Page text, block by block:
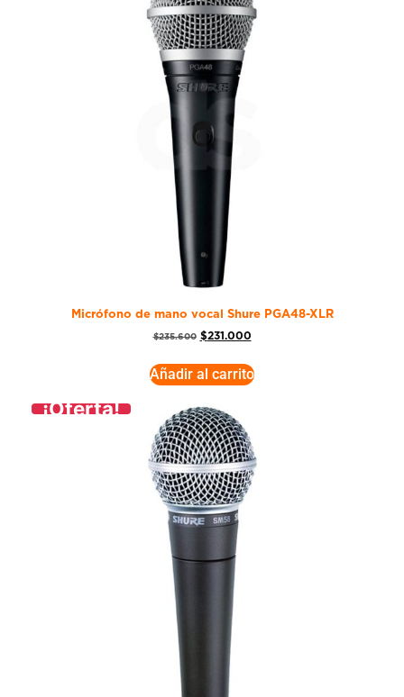
Micrófono de mano vocal Shure PGA48-XLR
$235.600 $231.000
Añadir al carrito
¡Oferta!